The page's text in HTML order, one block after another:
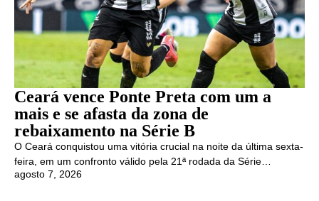
Ceará vence Ponte Preta com um a
mais e se afasta da zona de
rebaixamento na Série B
O Ceará conquistou uma vitória crucial na noite da última sexta-
feira, em um confronto válido pela 21ª rodada da Série…
agosto 7, 2026